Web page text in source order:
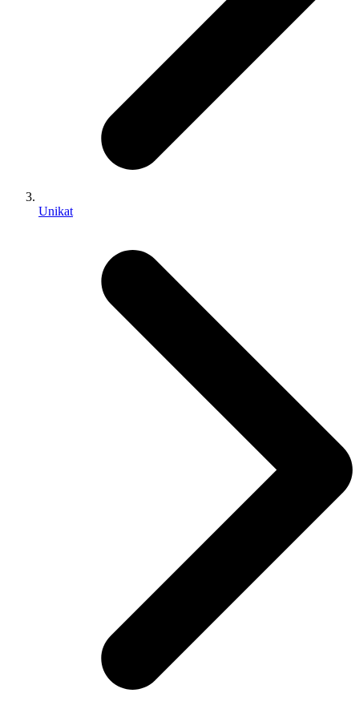
Unikat